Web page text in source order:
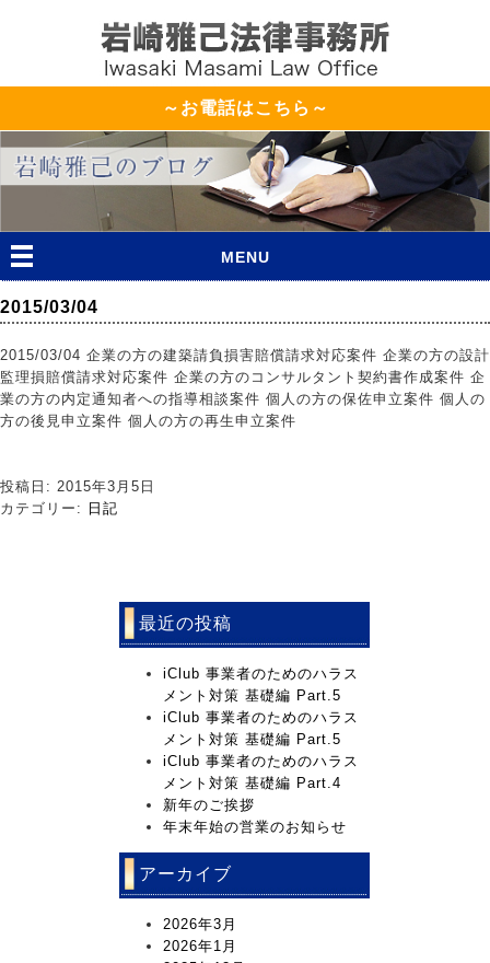
～お電話はこちら～
MENU
2015/03/04
2015/03/04 企業の方の建築請負損害賠償請求対応案件 企業の方の設計
監理損賠償請求対応案件 企業の方のコンサルタント契約書作成案件 企
業の方の内定通知者への指導相談案件 個人の方の保佐申立案件 個人の
方の後見申立案件 個人の方の再生申立案件
投稿日: 2015年3月5日
カテゴリー: 日記
最近の投稿
iClub 事業者のためのハラス
メント対策 基礎編 Part.5
iClub 事業者のためのハラス
メント対策 基礎編 Part.5
iClub 事業者のためのハラス
メント対策 基礎編 Part.4
新年のご挨拶
年末年始の営業のお知らせ
アーカイブ
2026年3月
2026年1月